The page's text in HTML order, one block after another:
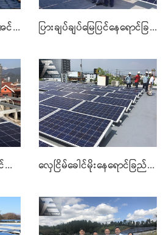
ခေါင်မိုးနေရောင်ခြည်စွမ်းအင်သုံး MOUNTING SYSTEM ကိုဆောက်။ , ပြားချပ်ချပ်မြေပြင်နေရောင်ခြည်စွမ်းအင်သုံး MOUNTING စနစ်
ပြားချပ်ချပ်ဘိလပ်မြေခေါင်မိုးနေရောင်ခြည်စွမ်းအင်သုံးစနစ် လှေငြိမ်ခေါင်မိုးနေရောင်ခြည်စွမ်းအင်သုံး MOUNTING စနစ်